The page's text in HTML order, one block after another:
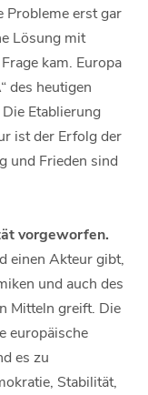
Probleme erst gar
Lösung mit
kam. Europa
des heutigen
Etablierung
ist der Erfolg der
und Frieden sind
vorgeworfen.
einen Akteur gibt,
und auch des
Mitteln greift. Die
europäische
es zu
Stabilität,